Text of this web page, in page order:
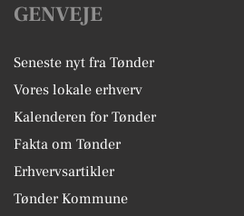
GENVEJE
Seneste nyt fra Tønder
Vores lokale erhverv
Kalenderen for Tønder
Fakta om Tønder
Erhvervsartikler
Tønder Kommune